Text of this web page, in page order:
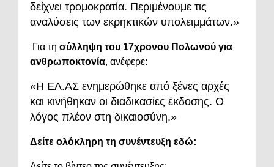
δείχνει τρομοκρατία. Περιμένουμε τις
αναλύσεις των εκρηκτικών υπολειμμάτων.»
Για τη σύλληψη του 17χρονου Πολωνού για
ανθρωποκτονία, ανέφερε:
«Η ΕΛ.ΑΣ ενημερώθηκε από ξένες αρχές
και κινήθηκαν οι διαδικασίες έκδοσης. Ο
λόγος πλέον στη δικαιοσύνη.»
Δείτε ολόκληρη τη συνέντευξη εδώ: